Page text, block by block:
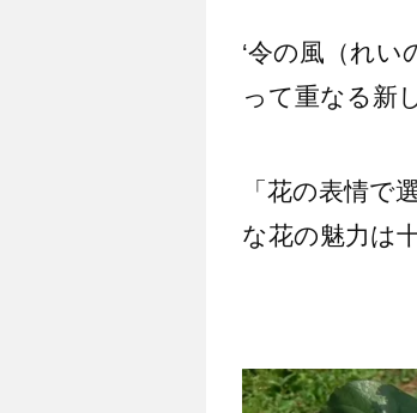
‘令の風（れ
って重なる新
「花の表情で
な花の魅力は